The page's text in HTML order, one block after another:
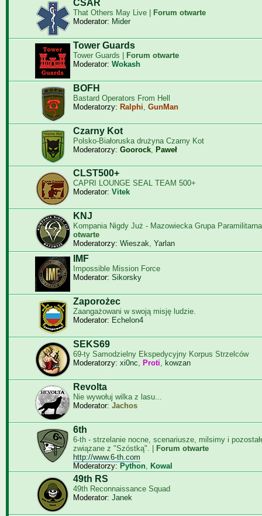
CSAR
That Others May Live |
Forum otwarte
Moderator: Mider
Tower Guards
Tower Guards |
Forum otwarte
Moderator: Wokash
BOFH
Bastard Operators From Hell
Moderatorzy: Ralphi, GunMan
Czarny Kot
Polsko-Białoruska drużyna Czarny Kot
Moderatorzy: Goorock, Paweł
CLST500+
CAPRI LOUNGE SEAL TEAM 500+
Moderator: Vitek
KNJ
Kompania Nigdy Już - Mazowiecka Grupa
otwarte
Moderatorzy: Wieszak, Yarlan
IMF
Impossible Mission Force
Moderator: Sikorsky
Zaporożec
Zaangażowani w swoją misję ludzie.
Moderator: Echelon4
SEKS69
69-ty Samodzielny Ekspedycyjny Korpus Strzelców
Moderatorzy: xi0nc, Proti, kowzan
Revolta
Nie wywołuj wilka z lasu...
Moderator: Jachos
6th
6-th - strzelanie nocne, scenariusze, milsimy i
związane z "Szóstką". |
Forum otwarte
http://www.6-th.com
Moderatorzy: Python, Kowal
49th RS
49th Reconnaissance Squad
Moderator: Janek